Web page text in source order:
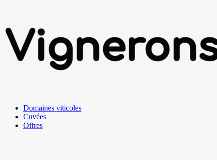
Domaines viticoles
Cuvées
Offres